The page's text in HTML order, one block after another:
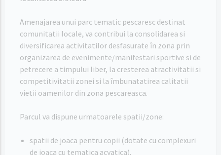
Amenajarea unui parc tematic pescaresc destinat
comunitatii locale, va contribui la consolidarea si
diversificarea activitatilor desfasurate în zona prin
organizarea de evenimente/manifestari sportive si de
petrecere a timpului liber, la cresterea atractivitatii si
competitivitatii zonei si la îmbunatatirea calitatii
vietii oamenilor din zona pescareasca.
Parcul va dispune urmatoarele spatii/zone:
spatii de joaca pentru copii (dotate cu complexuri
de joaca cu tematica acvatica),